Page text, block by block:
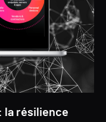
la résilience